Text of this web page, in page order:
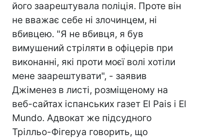
його заарештувала поліція. Проте він
не вважає себе ні злочинцем, ні
вбивцею. "Я не вбивця, я був
вимушений стріляти в офіцерів при
виконанні, які проти моєї волі хотіли
мене заарештувати", - заявив
Джіменез в листі, розміщеному на
веб-сайтах іспанських газет El Pais і El
Mundo. Адвокат же підсудного
Трілльо-Фігеруа говорить, що